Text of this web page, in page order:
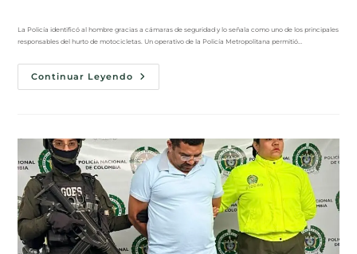
La Policía identificó al hombre gracias a cámaras de seguridad y lo señala como uno de los principales
responsables del hurto de motocicletas. Un operativo de la Policía Metropolitana permitió…
Continuar Leyendo